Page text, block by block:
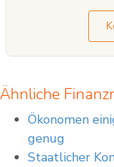
Ähnliche
Ökonomen
genug
Staatlicher